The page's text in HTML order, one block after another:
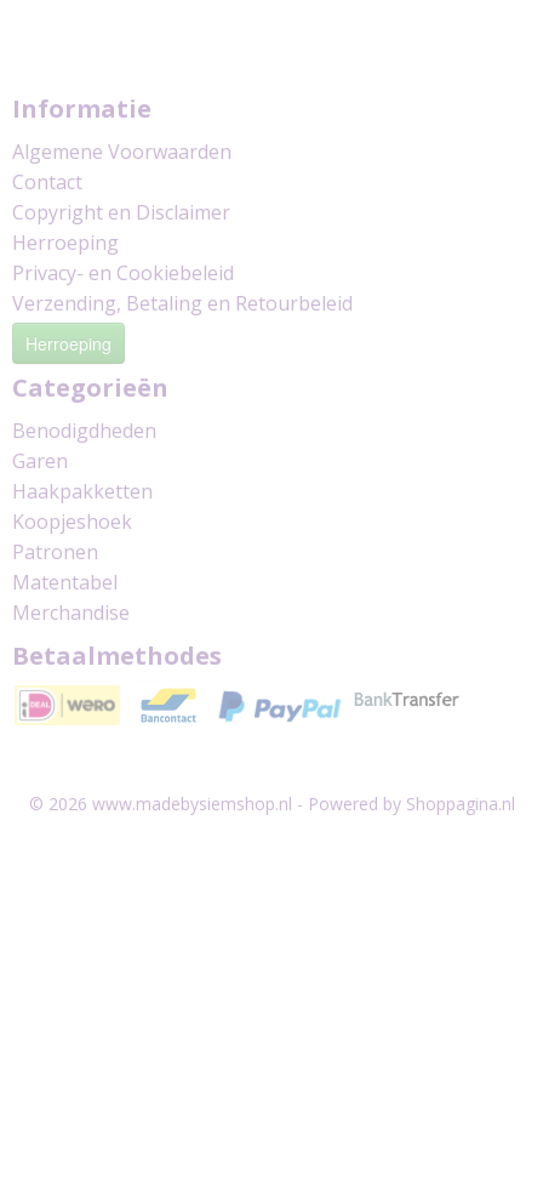
Informatie
Algemene Voorwaarden
Contact
Copyright en Disclaimer
Herroeping
Privacy- en Cookiebeleid
Verzending, Betaling en Retourbeleid
Herroeping
Categorieën
Benodigdheden
Garen
Haakpakketten
Koopjeshoek
Patronen
Matentabel
Merchandise
Betaalmethodes
© 2026 www.madebysiemshop.nl - Powered by Shoppagina.nl